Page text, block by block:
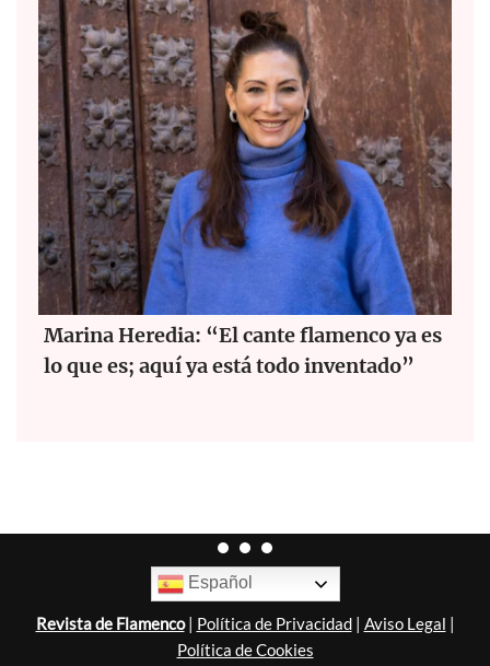
Marina Heredia: “El cante flamenco ya es
lo que es; aquí ya está todo inventado”
Español
Revista de Flamenco| Política de Privacidad| Aviso Legal |
Política de Cookies